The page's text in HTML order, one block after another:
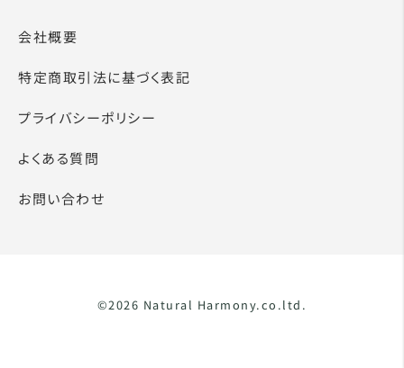
会社概要
特定商取引法に基づく表記
プライバシーポリシー
よくある質問
お問い合わせ
©2026 Natural Harmony.co.ltd.